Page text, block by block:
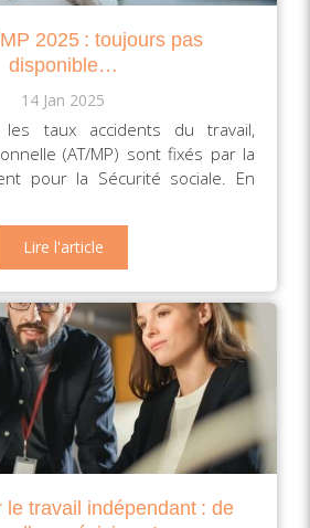
2025 : toujours pas
disponible…
14 Jan 2025
les taux accidents du travail,
(AT/MP) sont fixés par la
pour la Sécurité sociale. En
Lire l'article
le travail indépendant : de